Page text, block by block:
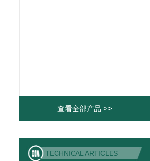
查看全部产品 >>
TECHNICAL ARTICLES